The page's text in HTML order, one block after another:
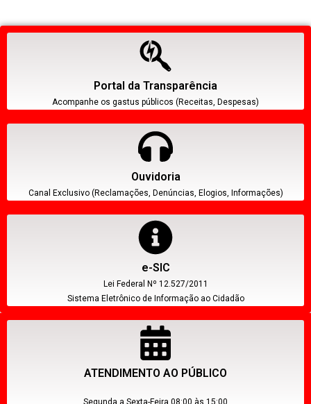
Portal da Transparência
Acompanhe os gastus públicos (Receitas, Despesas)
Ouvidoria
Canal Exclusivo (Reclamações, Denúncias, Elogios, Informações)
e-SIC
Lei Federal Nº 12.527/2011
Sistema Eletrônico de Informação ao Cidadão
ATENDIMENTO AO PÚBLICO
Segunda a Sexta-Feira 08:00 às 15:00